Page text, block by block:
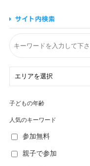
子どもの年齢
人気のキーワード
参加無料
親子で参加